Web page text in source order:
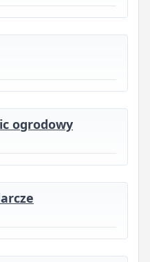
ogrodowy